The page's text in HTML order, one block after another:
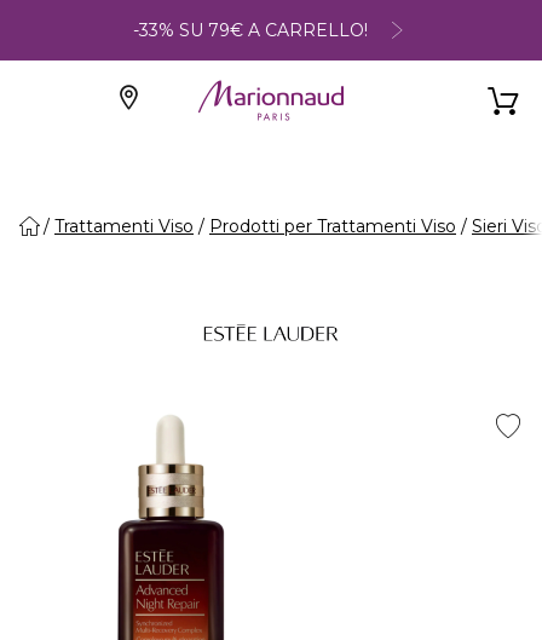
-33% SU 79€ A CARRELLO!
Trattamenti Viso Prodotti per Trattamenti Viso Sieri